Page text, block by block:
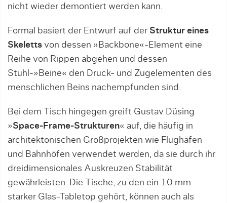
nicht wieder demontiert werden kann.
Formal basiert der Entwurf auf der Struktur eines
Skeletts von dessen »Backbone«-Element eine
Reihe von Rippen abgehen und dessen
Stuhl-»Beine« den Druck- und Zugelementen des
menschlichen Beins nachempfunden sind.
Bei dem Tisch hingegen greift Gustav Düsing
»Space-Frame-Strukturen« auf, die häufig in
architektonischen Großprojekten wie Flughäfen
und Bahnhöfen verwendet werden, da sie durch ihr
dreidimensionales Auskreuzen Stabilität
gewährleisten. Die Tische, zu den ein 10 mm
starker Glas-Tabletop gehört, können auch als